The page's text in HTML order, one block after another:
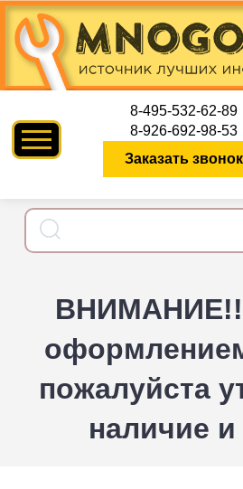
8-495-532-62-89
8-926-692-98-53
Заказать звонок
пожалуйста
наличие и